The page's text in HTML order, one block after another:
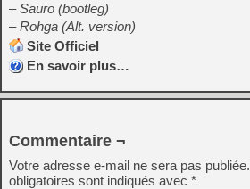
– Sauro (bootleg)
– Rohga (Alt. version)
Site Officiel
En savoir plus…
Commentaire ¬
Votre adresse e-mail ne sera pas publiée.
obligatoires sont indiqués avec *